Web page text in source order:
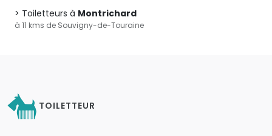
Toiletteurs à Montrichard
à 11 kms de Souvigny-de-Touraine
TOILETTEUR